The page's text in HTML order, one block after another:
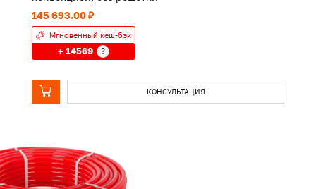
145 693.00 ₽
Мгновенный кеш-бэк
+ 14569 ?
КОНСУЛЬТАЦИЯ